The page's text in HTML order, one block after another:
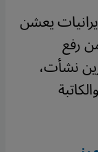
يعشن
رفع
نشأت،